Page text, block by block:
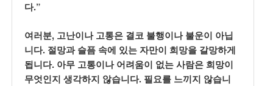
다.”
여러분, 고난이나 고통은 결코 불행이나 불운이 아닙
니다. 절망과 슬픔 속에 있는 자만이 희망을 갈망하게
됩니다. 아무 고통이나 어려움이 없는 사람은 희망이
무엇인지 생각하지 않습니다. 필요를 느끼지 않습니